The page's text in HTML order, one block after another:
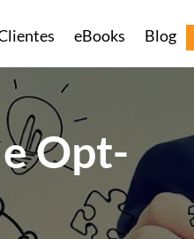
eBooks Blog
Opt-